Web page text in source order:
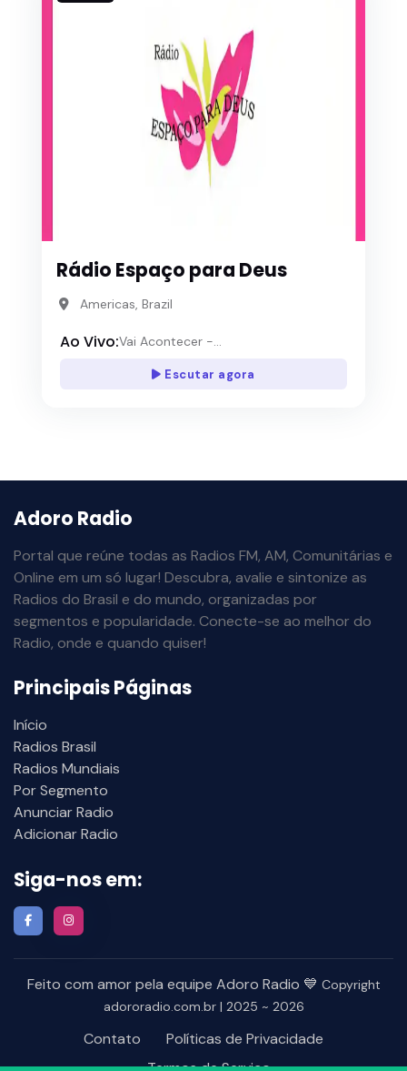
Rádio Espaço para Deus
Americas, Brazil
Ao Vivo:Vai Acontecer -...
Escutar agora
Adoro Radio
Portal que reúne todas as Radios FM, AM, Comunitárias e
Online em um só lugar! Descubra, avalie e sintonize as
Radios do Brasil e do mundo, organizadas por
segmentos e popularidade. Conecte-se ao melhor do
Radio, onde e quando quiser!
Principais Páginas
Início
Radios Brasil
Radios Mundiais
Por Segmento
Anunciar Radio
Adicionar Radio
Siga-nos em:
Feito com amor pela equipe Adoro Radio 💙 Copyright
adororadio.com.br | 2025 ~ 2026
Contato
Políticas de Privacidade